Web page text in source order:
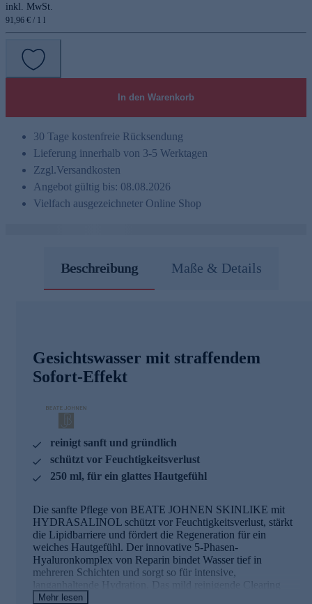
inkl. MwSt.
91,96 € / 1 l
In den Warenkorb
30 Tage kostenfreie Rücksendung
Lieferung innerhalb von 3-5 Werktagen
Zzgl.Versandkosten
Angebot gültig bis: 08.08.2026
Vielfach ausgezeichneter Online Shop
Beschreibung Maße & Details
Gesichtswasser mit straffendem
Sofort-Effekt
reinigt sanft und gründlich
schützt vor Feuchtigkeitsverlust
250 ml, für ein glattes Hautgefühl
Die sanfte Pflege von BEATE JOHNEN SKINLIKE mit
HYDRASALINOL schützt vor Feuchtigkeitsverlust, stärkt
die Lipidbarriere und fördert die Regeneration für ein
weiches Hautgefühl. Der innovative 5-Phasen-
Hyaluronkomplex von Reparin bindet Wasser tief in
mehreren Schichten und sorgt so für intensive,
langanhaltende Hydration. Das mild reinigende Clearing
Liquid entfernt sanft Schüppchen und Ablagerungen,
Mehr lesen